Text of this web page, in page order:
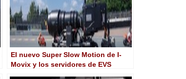
El nuevo Super Slow Motion de I-
Movix y los servidores de EVS